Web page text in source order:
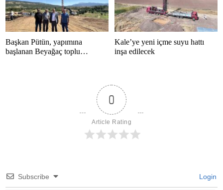
Başkan Pütün, yapımına
başlanan Beyağaç toplu
Kale’ye yeni içme suyu hattı
inşa edilecek
0
Article Rating
Subscribe Login